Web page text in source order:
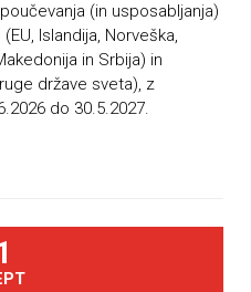
(in usposabljanja)
Islandija, Norveška,
in Srbija) in
države sveta), z
do 30.5.2027.